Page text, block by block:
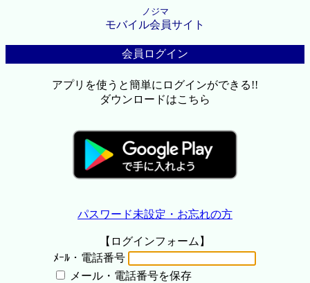
ノジマ
モバイル会員サイト
会員ログイン
アプリを使うと簡単にログインができる!!
ダウンロードはこちら
パスワード未設定・お忘れの方
【ログインフォーム】
ﾒｰﾙ・電話番号
メール・電話番号を保存